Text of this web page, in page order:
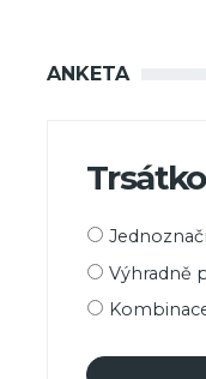
ANKETA
Možnosti
Výhradně